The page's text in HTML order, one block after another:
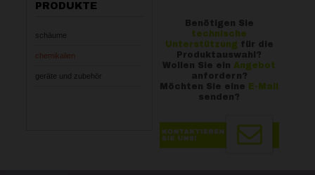
PRODUKTE
schäume
chemikalien
geräte und zubehör
Benötigen Sie
technische
Unterstützung für die
Produktauswahl?
Wollen Sie ein Angebot
anfordern?
Möchten Sie eine
E-Mail
senden?